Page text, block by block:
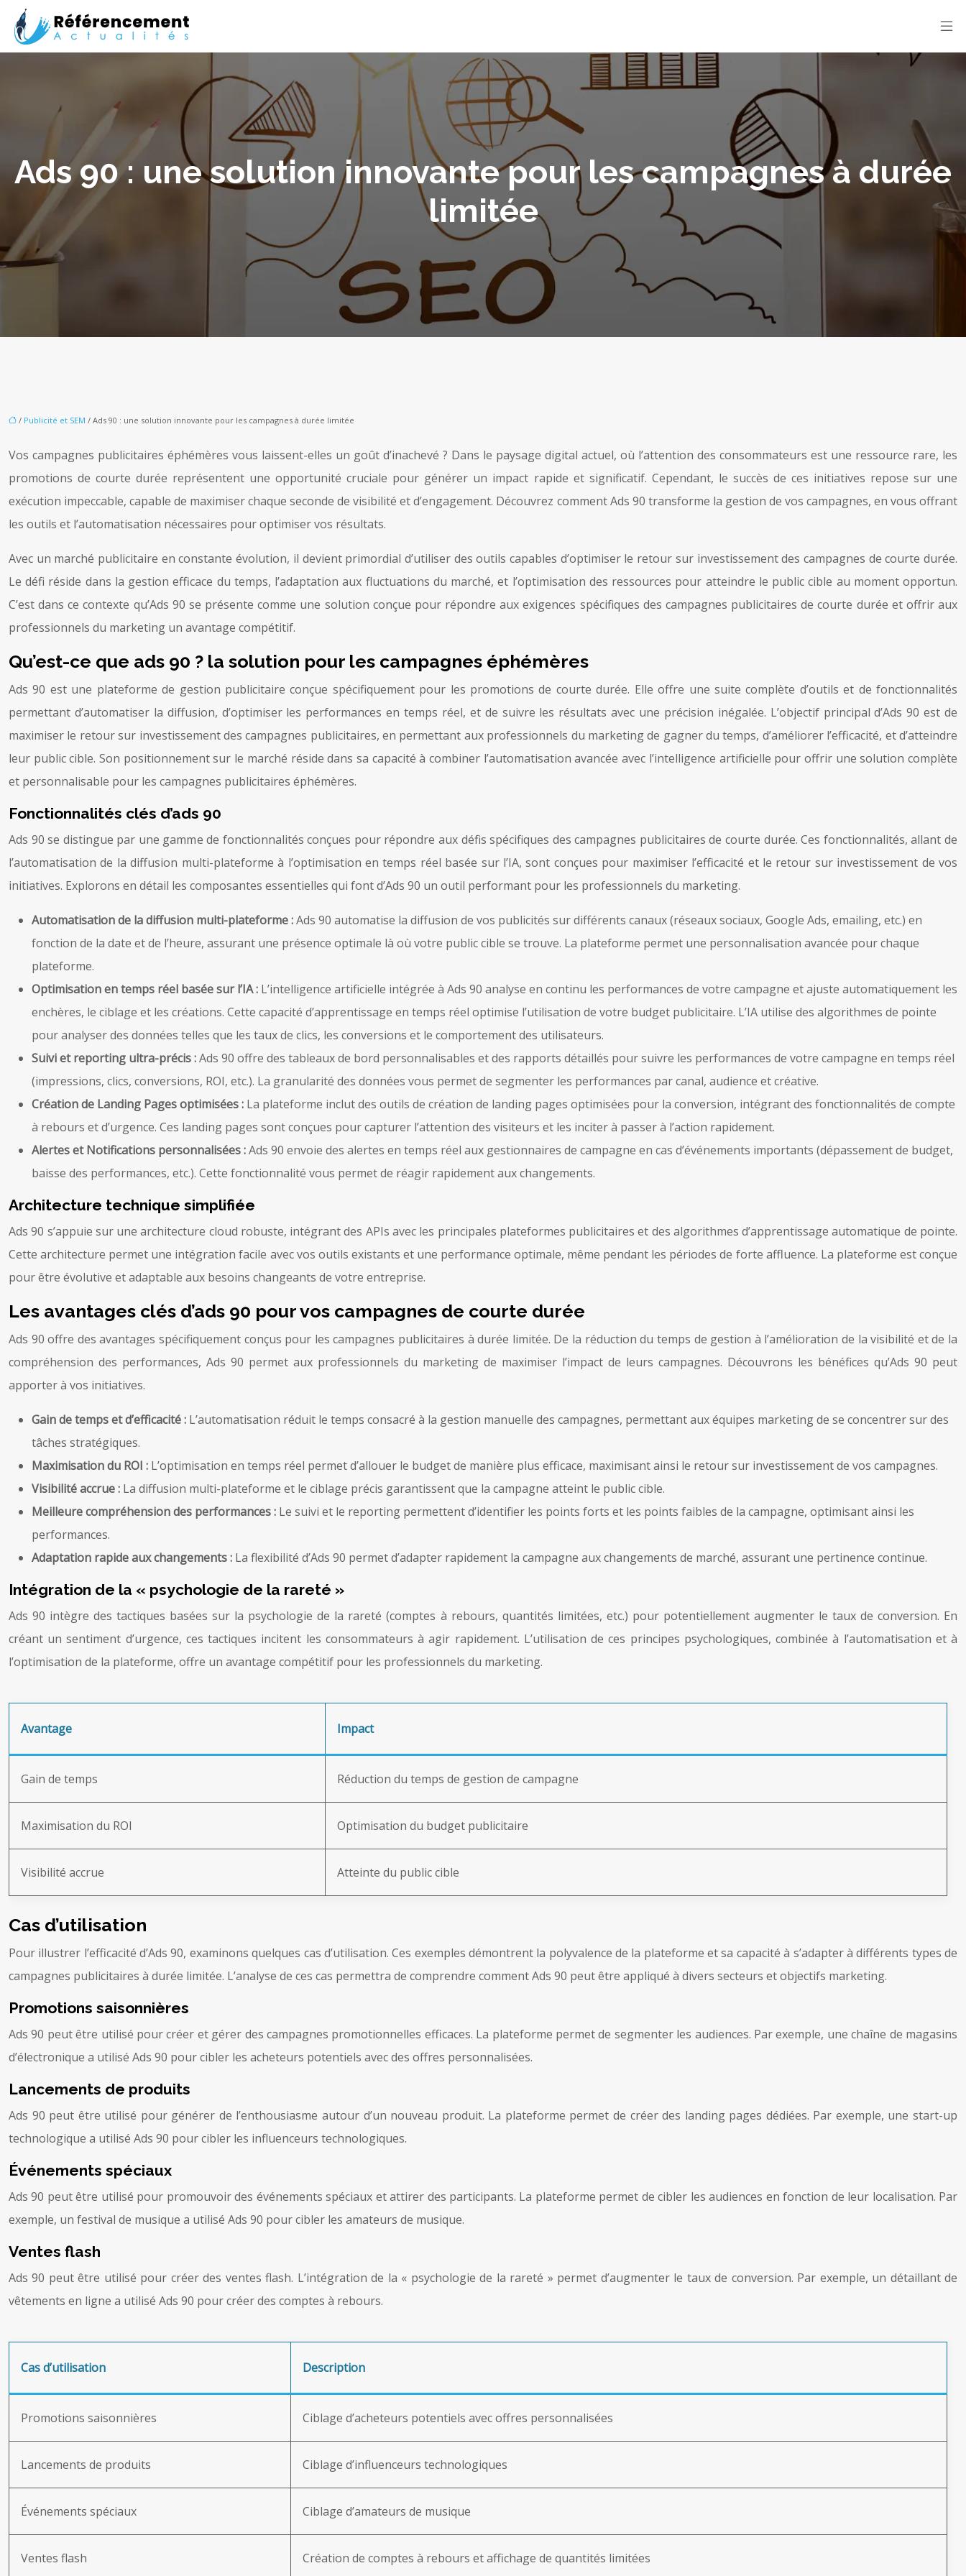
Ads 90 : une solution innovante pour les campagnes à durée
limitée
/ Publicité et SEM / Ads 90 : une solution innovante pour les campagnes à durée limitée
Vos campagnes publicitaires éphémères vous laissent-elles un goût d’inachevé ? Dans le paysage digital actuel, où l’attention des consommateurs est une ressource rare, les
promotions de courte durée représentent une opportunité cruciale pour générer un impact rapide et significatif. Cependant, le succès de ces initiatives repose sur une
exécution impeccable, capable de maximiser chaque seconde de visibilité et d’engagement. Découvrez comment Ads 90 transforme la gestion de vos campagnes, en vous offrant
les outils et l’automatisation nécessaires pour optimiser vos résultats.
Avec un marché publicitaire en constante évolution, il devient primordial d’utiliser des outils capables d’optimiser le retour sur investissement des campagnes de courte durée.
Le défi réside dans la gestion efficace du temps, l’adaptation aux fluctuations du marché, et l’optimisation des ressources pour atteindre le public cible au moment opportun.
C’est dans ce contexte qu’Ads 90 se présente comme une solution conçue pour répondre aux exigences spécifiques des campagnes publicitaires de courte durée et offrir aux
professionnels du marketing un avantage compétitif.
Qu’est-ce que ads 90 ? la solution pour les campagnes éphémères
Ads 90 est une plateforme de gestion publicitaire conçue spécifiquement pour les promotions de courte durée. Elle offre une suite complète d’outils et de fonctionnalités
permettant d’automatiser la diffusion, d’optimiser les performances en temps réel, et de suivre les résultats avec une précision inégalée. L’objectif principal d’Ads 90 est de
maximiser le retour sur investissement des campagnes publicitaires, en permettant aux professionnels du marketing de gagner du temps, d’améliorer l’efficacité, et d’atteindre
leur public cible. Son positionnement sur le marché réside dans sa capacité à combiner l’automatisation avancée avec l’intelligence artificielle pour offrir une solution complète
et personnalisable pour les campagnes publicitaires éphémères.
Fonctionnalités clés d’ads 90
Ads 90 se distingue par une gamme de fonctionnalités conçues pour répondre aux défis spécifiques des campagnes publicitaires de courte durée. Ces fonctionnalités, allant de
l’automatisation de la diffusion multi-plateforme à l’optimisation en temps réel basée sur l’IA, sont conçues pour maximiser l’efficacité et le retour sur investissement de vos
initiatives. Explorons en détail les composantes essentielles qui font d’Ads 90 un outil performant pour les professionnels du marketing.
Automatisation de la diffusion multi-plateforme :Ads 90 automatise la diffusion de vos publicités sur différents canaux (réseaux sociaux, Google Ads, emailing, etc.) en
fonction de la date et de l’heure, assurant une présence optimale là où votre public cible se trouve. La plateforme permet une personnalisation avancée pour chaque
plateforme.
Optimisation en temps réel basée sur l’IA : L’intelligence artificielle intégrée à Ads 90 analyse en continu les performances de votre campagne et ajuste automatiquement les
enchères, le ciblage et les créations. Cette capacité d’apprentissage en temps réel optimise l’utilisation de votre budget publicitaire. L’IA utilise des algorithmes de pointe
pour analyser des données telles que les taux de clics, les conversions et le comportement des utilisateurs.
Suivi et reporting ultra-précis :Ads 90 offre des tableaux de bord personnalisables et des rapports détaillés pour suivre les performances de votre campagne en temps réel
(impressions, clics, conversions, ROI, etc.). La granularité des données vous permet de segmenter les performances par canal, audience et créative.
Création de Landing Pages optimisées : La plateforme inclut des outils de création de landing pages optimisées pour la conversion, intégrant des fonctionnalités de compte
à rebours et d’urgence. Ces landing pages sont conçues pour capturer l’attention des visiteurs et les inciter à passer à l’action rapidement.
Alertes et Notifications personnalisées :Ads 90 envoie des alertes en temps réel aux gestionnaires de campagne en cas d’événements importants (dépassement de budget,
baisse des performances, etc.). Cette fonctionnalité vous permet de réagir rapidement aux changements.
Architecture technique simplifiée
Ads 90 s’appuie sur une architecture cloud robuste, intégrant des APIs avec les principales plateformes publicitaires et des algorithmes d’apprentissage automatique de pointe.
Cette architecture permet une intégration facile avec vos outils existants et une performance optimale, même pendant les périodes de forte affluence. La plateforme est conçue
pour être évolutive et adaptable aux besoins changeants de votre entreprise.
Les avantages clés d’ads 90 pour vos campagnes de courte durée
Ads 90 offre des avantages spécifiquement conçus pour les campagnes publicitaires à durée limitée. De la réduction du temps de gestion à l’amélioration de la visibilité et de la
compréhension des performances, Ads 90 permet aux professionnels du marketing de maximiser l’impact de leurs campagnes. Découvrons les bénéfices qu’Ads 90 peut
apporter à vos initiatives.
Gain de temps et d’efficacité : L’automatisation réduit le temps consacré à la gestion manuelle des campagnes, permettant aux équipes marketing de se concentrer sur des
tâches stratégiques.
Maximisation du ROI : L’optimisation en temps réel permet d’allouer le budget de manière plus efficace, maximisant ainsi le retour sur investissement de vos campagnes.
Visibilité accrue : La diffusion multi-plateforme et le ciblage précis garantissent que la campagne atteint le public cible.
Meilleure compréhension des performances : Le suivi et le reporting permettent d’identifier les points forts et les points faibles de la campagne, optimisant ainsi les
performances.
Adaptation rapide aux changements : La flexibilité d’Ads 90 permet d’adapter rapidement la campagne aux changements de marché, assurant une pertinence continue.
Intégration de la « psychologie de la rareté »
Ads 90 intègre des tactiques basées sur la psychologie de la rareté (comptes à rebours, quantités limitées, etc.) pour potentiellement augmenter le taux de conversion. En
créant un sentiment d’urgence, ces tactiques incitent les consommateurs à agir rapidement. L’utilisation de ces principes psychologiques, combinée à l’automatisation et à
l’optimisation de la plateforme, offre un avantage compétitif pour les professionnels du marketing.
Avantage Impact
Gain de temps Réduction du temps de gestion de campagne
Maximisation du ROI Optimisation du budget publicitaire
Visibilité accrue Atteinte du public cible
Cas d’utilisation
Pour illustrer l’efficacité d’Ads 90, examinons quelques cas d’utilisation. Ces exemples démontrent la polyvalence de la plateforme et sa capacité à s’adapter à différents types de
campagnes publicitaires à durée limitée. L’analyse de ces cas permettra de comprendre comment Ads 90 peut être appliqué à divers secteurs et objectifs marketing.
Promotions saisonnières
Ads 90 peut être utilisé pour créer et gérer des campagnes promotionnelles efficaces. La plateforme permet de segmenter les audiences. Par exemple, une chaîne de magasins
d’électronique a utilisé Ads 90 pour cibler les acheteurs potentiels avec des offres personnalisées.
Lancements de produits
Ads 90 peut être utilisé pour générer de l’enthousiasme autour d’un nouveau produit. La plateforme permet de créer des landing pages dédiées. Par exemple, une start-up
technologique a utilisé Ads 90 pour cibler les influenceurs technologiques.
Événements spéciaux
Ads 90 peut être utilisé pour promouvoir des événements spéciaux et attirer des participants. La plateforme permet de cibler les audiences en fonction de leur localisation. Par
exemple, un festival de musique a utilisé Ads 90 pour cibler les amateurs de musique.
Ventes flash
Ads 90 peut être utilisé pour créer des ventes flash. L’intégration de la « psychologie de la rareté » permet d’augmenter le taux de conversion. Par exemple, un détaillant de
vêtements en ligne a utilisé Ads 90 pour créer des comptes à rebours.
Cas d’utilisation Description
Promotions saisonnières Ciblage d’acheteurs potentiels avec offres personnalisées
Lancements de produits Ciblage d’influenceurs technologiques
Événements spéciaux Ciblage d’amateurs de musique
Ventes flash Création de comptes à rebours et affichage de quantités limitées